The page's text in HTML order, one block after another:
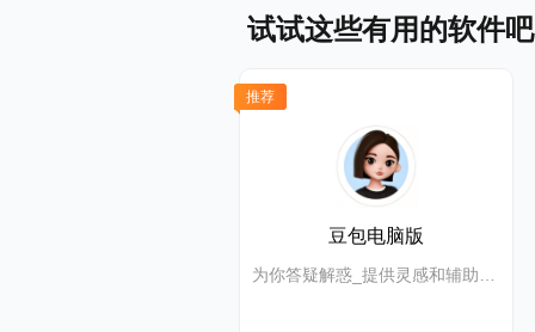
可帮助您轻
能帮助您为
码。
试试这些有用的软件吧
推荐
豆包电脑版